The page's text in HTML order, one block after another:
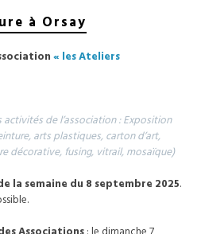
à Orsay
« les Ateliers
de l’association : Exposition
arts plastiques, carton d’art,
décorative, fusing, vitrail, mosaïque)
la semaine du 8 septembre 2025.